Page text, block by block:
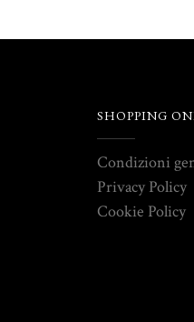
SHOPPING
Condizioni
Privacy Policy
Cookie Policy